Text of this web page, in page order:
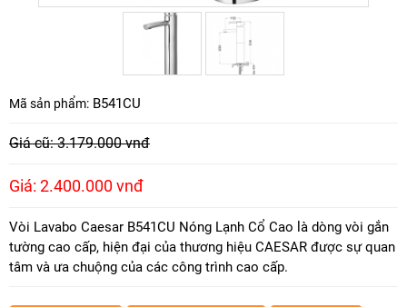
Mã sản phẩm: B541CU
Giá cũ: 3.179.000 vnđ
Giá: 2.400.000 vnđ
Vòi Lavabo Caesar B541CU Nóng Lạnh Cổ Cao là dòng vòi gắn
tường cao cấp, hiện đại của thương hiệu CAESAR được sự quan
tâm và ưa chuộng của các công trình cao cấp.